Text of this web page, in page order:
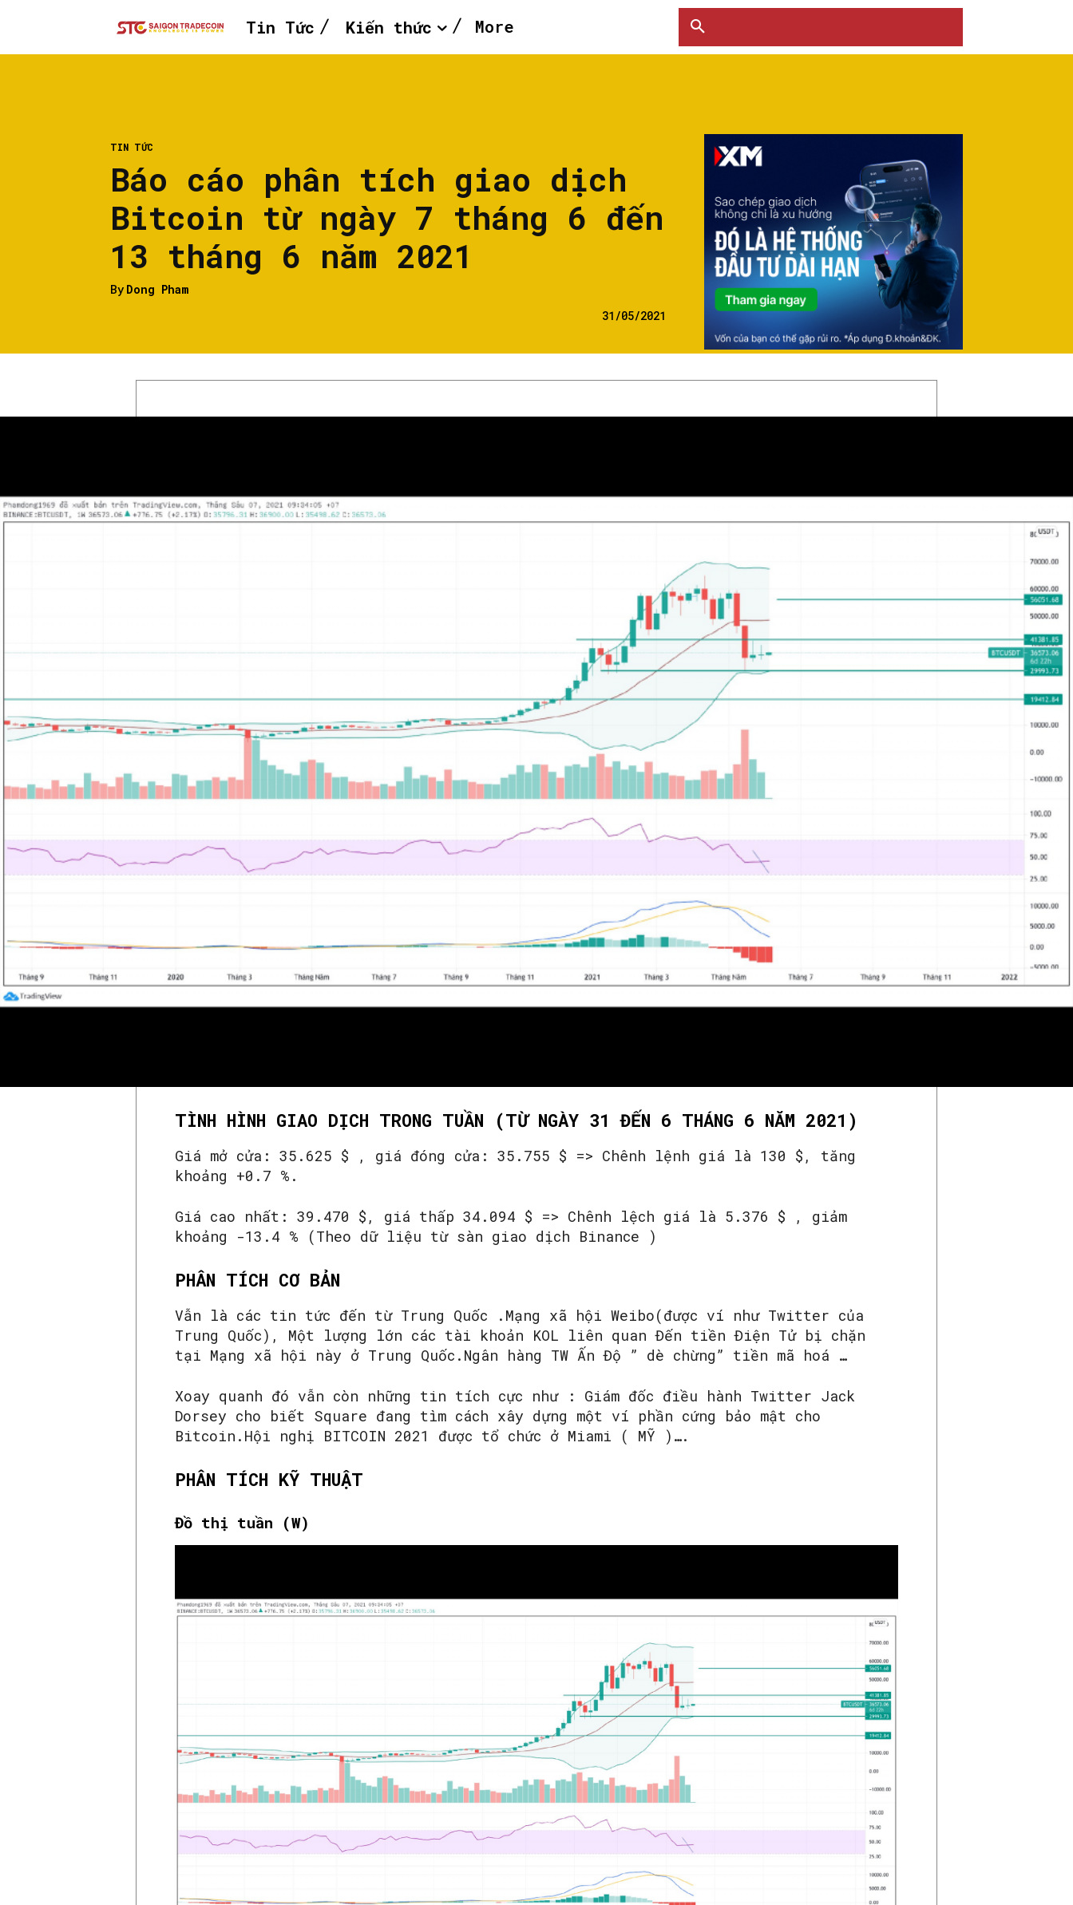
SEARCH...
Tin Tức Kiến thức More
TIN TỨC
Báo cáo phân tích giao dịch
Bitcoin từ ngày 7 tháng 6 đến
13 tháng 6 năm 2021
By Dong Pham
31/05/2021
TÌNH HÌNH GIAO DỊCH TRONG TUẦN (TỪ NGÀY 31 ĐẾN 6 THÁNG 6 NĂM 2021)
Giá mở cửa: 35.625 $ , giá đóng cửa: 35.755 $ => Chênh lệnh giá là 130 $, tăng
khoảng +0.7 %.
Giá cao nhất: 39.470 $, giá thấp 34.094 $ => Chênh lệch giá là 5.376 $ , giảm
khoảng -13.4 % (Theo dữ liệu từ sàn giao dịch Binance )
PHÂN TÍCH CƠ BẢN
Vẫn là các tin tức đến từ Trung Quốc .Mạng xã hội Weibo(được ví như Twitter của
Trung Quốc), Một lượng lớn các tài khoản KOL liên quan Đến tiền Điện Tử bị chặn
tại Mạng xã hội này ở Trung Quốc.Ngân hàng TW Ấn Độ ” dè chừng” tiền mã hoá …
Xoay quanh đó vẫn còn những tin tích cực như : Giám đốc điều hành Twitter Jack
Dorsey cho biết Square đang tìm cách xây dựng một ví phần cứng bảo mật cho
Bitcoin.Hội nghị BITCOIN 2021 được tổ chức ở Miami ( MỸ )….
PHÂN TÍCH KỸ THUẬT
Đồ thị tuần (W)